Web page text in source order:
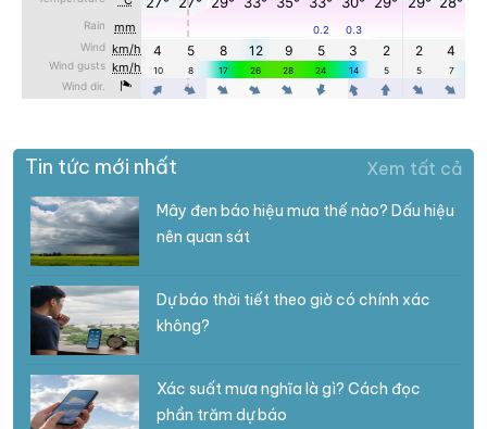
Tin tức mới nhất Xem tất cả
Mây đen báo hiệu mưa thế nào? Dấu hiệu
nên quan sát
Dự báo thời tiết theo giờ có chính xác
không?
Xác suất mưa nghĩa là gì? Cách đọc
phần trăm dự báo